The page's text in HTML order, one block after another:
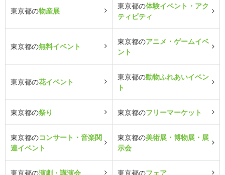
東京都の物産展
東京都の体験イベント・アク
ティビティ
東京都の無料イベント
東京都のアニメ・ゲームイベ
ント
東京都の花イベント
東京都の動物ふれあいイベン
ト
東京都の祭り 東京都のフリーマーケット
東京都のコンサート・音楽関
連イベント
東京都の美術展・博物展・展
示会
東京都の演劇・講演会 東京都のフェア